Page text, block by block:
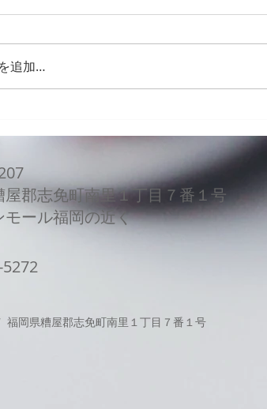
交換修理
追加…
屋郡志免町南里１丁目７番１号
ール福岡の近く
福岡県糟屋郡志免町南里１丁目７番１号